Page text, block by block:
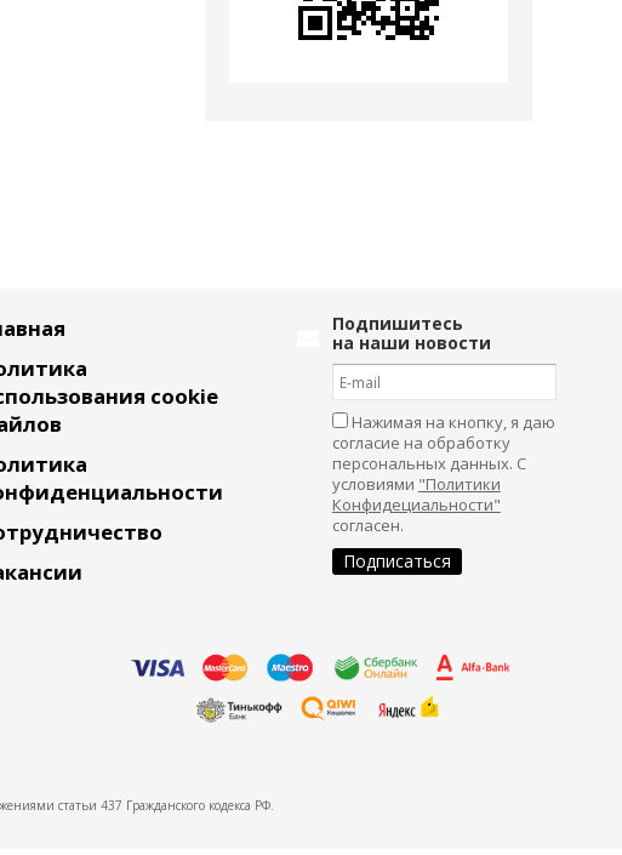
cookie
Подпишитесь
на наши новости
Нажимая на кнопку, я даю
согласие на обработку
персональных данных. С
условиями "Политики
Конфидециальности"
согласен.
статьи 437 Гражданского кодекса РФ.